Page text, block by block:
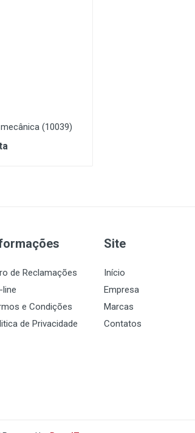
(10039)
de Reclamações
line
e Condições
de Privacidade
Site
Início
Empresa
Marcas
Contatos